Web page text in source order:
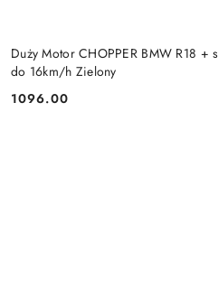
Duży Motor CHOPPER BMW R18
do 16km/h Zielony
Cena:
1096.00